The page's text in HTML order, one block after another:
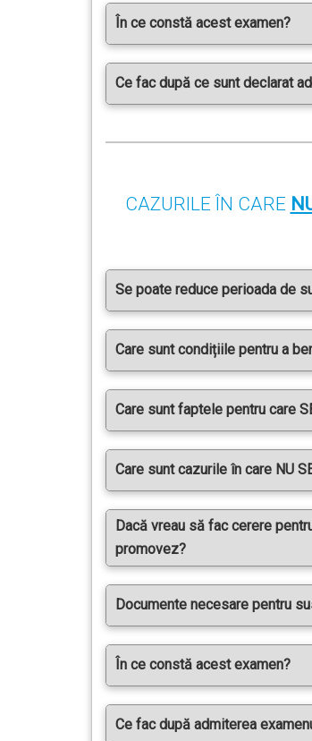
În ce constă acest examen?
Ce fac după ce sunt declarat
CAZURILE ÎN CARE
Se poate reduce perioada de
Care sunt condițiile pentru a
Care sunt faptele pentru care
Care sunt cazurile în care NU
Dacă vreau să fac cerere
promovez?
Documente necesare pentru
În ce constă acest examen?
Ce fac după admiterea